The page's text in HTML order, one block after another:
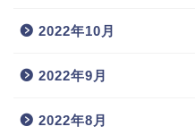
2022年10月
2022年9月
2022年8月